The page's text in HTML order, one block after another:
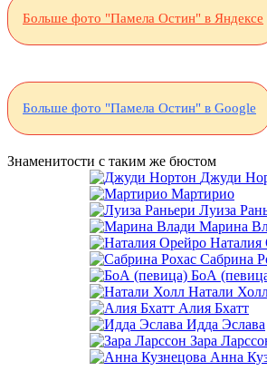
Больше фото "Памела Остин" в Яндексе
Больше фото "Памела Остин" в Google
Знаменитости с таким же бюстом
Джуди
Мартирио
Луиза
Марина
Наталия
Сабрина
БоА
Натали
Алия Бхатт
Идда Эслава
Зара
Анна